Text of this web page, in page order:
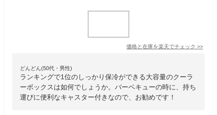
価格と在庫を楽天でチェック >>
どんどん(50代・男性)
ランキングで1位のしっかり保冷ができる大容量のクーラ
ーボックスは如何でしょうか。バーベキューの時に、持ち
運びに便利なキャスター付きなので、お勧めです！